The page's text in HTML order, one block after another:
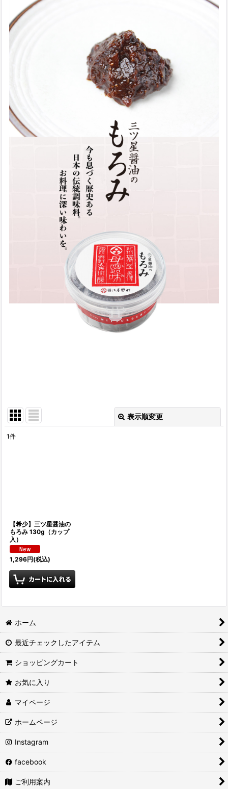
表示順変更
1件
【希少】三ツ星醤油の
もろみ 130g（カップ
入）
1,296円(税込)
ホーム
最近チェックしたアイテム
ショッピングカート
お気に入り
マイページ
ホームページ
Instagram
facebook
ご利用案内